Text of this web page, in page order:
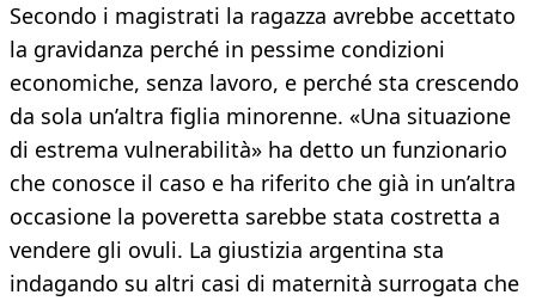
Secondo i magistrati la ragazza avrebbe accettato
la gravidanza perché in pessime condizioni
economiche, senza lavoro, e perché sta crescendo
da sola un’altra figlia minorenne. «Una situazione
di estrema vulnerabilità» ha detto un funzionario
che conosce il caso e ha riferito che già in un’altra
occasione la poveretta sarebbe stata costretta a
vendere gli ovuli. La giustizia argentina sta
indagando su altri casi di maternità surrogata che